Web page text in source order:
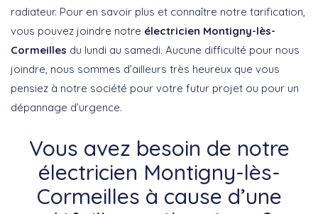
radiateur. Pour en savoir plus et connaître notre tarification,
vous pouvez joindre notre électricien Montigny-lès-
Cormeilles du lundi au samedi. Aucune difficulté pour nous
joindre, nous sommes d’ailleurs très heureux que vous
pensiez à notre société pour votre futur projet ou pour un
dépannage d’urgence.
Vous avez besoin de notre
électricien Montigny-lès-
Cormeilles à cause d’une